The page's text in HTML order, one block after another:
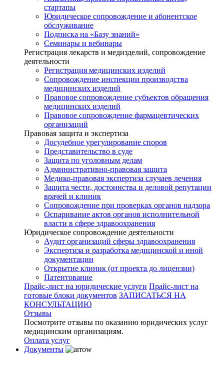
стартапы
Юридическое сопровождение и абонентское
обслуживание
Подписка на «Базу знаний»
Семинары и вебинары
Регистрация лекарств и медизделий, сопровождение
деятельности
Регистрация медицинских изделий
Сопровождение инспекции производства
медицинских изделий
Правовое сопровождение субъектов обращения
медицинских изделий
Правовое сопровождение фармацевтических
организаций
Правовая защита и экспертиза
Досудебное урегулирование споров
Представительство в суде
Защита по уголовным делам
Административно-правовая защита
Медико-правовая экспертиза случаев лечения
Защита чести, достоинства и деловой репутации
врачей и клиник
Сопровождение при проверках органов надзора
Оспаривание актов органов исполнительной
власти в сфере здравоохранения
Юридическое сопровождение деятельности
Аудит организаций сферы здравоохранения
Экспертиза и разработка медицинской и иной
документации
Открытие клиник (от проекта до лицензии)
Патентование
Прайс-лист на юридические услуги Прайс-лист на
готовые блоки документов ЗАПИСАТЬСЯ НА
КОНСУЛЬТАЦИЮ
Отзывы
Посмотрите отзывы по оказанию юридических услуг
медицинским организациям.
Оплата услуг
Документы